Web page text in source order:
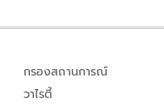
กรองสถานการณ์
วาไรตี้